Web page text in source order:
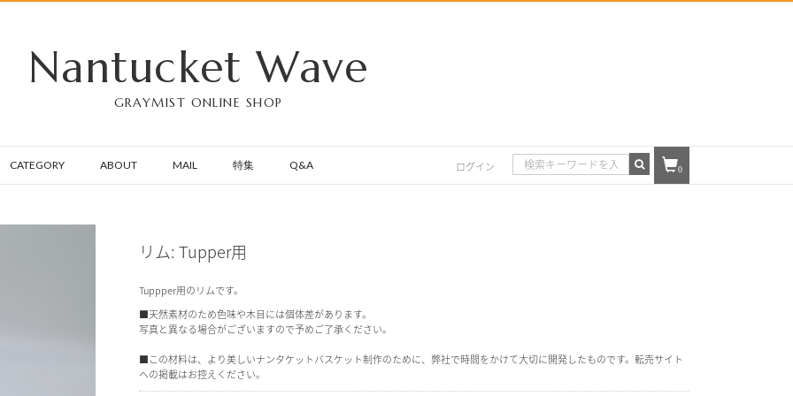
Nantucket Wave
GRAYMIST ONLINE SHOP
0
ログイン
CATEGORY ABOUT MAIL 特集 Q&A
リム: Tupper用
Tuppper用のリムです。
■天然素材のため色味や木目には個体差があります。
写真と異なる場合がございますので予めご了承ください。
■この材料は、より美しいナンタケットバスケット制作のために、弊社で時間をかけて大切に開発したものです。転売サイト
への掲載はお控えください。